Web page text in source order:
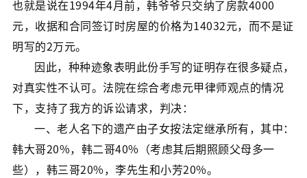
也就是说在1994年4月前，韩爷爷只交纳了房款4000
元，收据和合同签订时房屋的价格为14032元，而不是证
明写的2万元。
因此，种种迹象表明此份手写的证明存在很多疑点，
对真实性不认可。法院在综合考虑元甲律师观点的情况
下，支持了我方的诉讼请求，判决：
一、老人名下的遗产由子女按法定继承所有，其中：
韩大哥20%，韩二哥40%（考虑其后期照顾父母多一
些），韩三哥20%，李先生和小芳20%。